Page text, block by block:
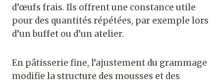
d’œufs frais. Ils offrent une constance utile
pour des quantités répétées, par exemple lors
d’un buffet ou d’un atelier.
En pâtisserie fine, l’ajustement du grammage
modifie la structure des mousses et des